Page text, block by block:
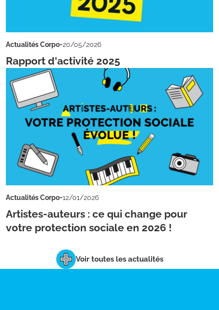
Actualités Corpo-20/05/2026
Rapport d'activité 2025
Actualités Corpo-12/01/2026
Artistes-auteurs : ce qui change pour
votre protection sociale en 2026 !
Voir toutes les actualités